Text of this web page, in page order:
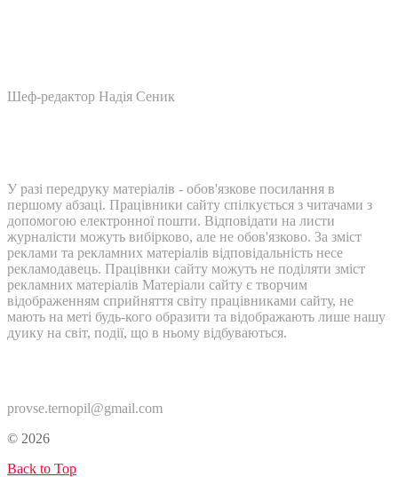
Шеф-редактор Надія Сеник
У разі передруку матеріалів - обов'язкове посилання в
першому абзаці. Працівники сайту спілкується з читачами з
допомогою електронної пошти. Відповідати на листи
журналісти можуть вибірково, але не обов'язково. За зміст
реклами та рекламних матеріалів відповідальність несе
рекламодавець. Працівнки сайту можуть не поділяти зміст
рекламних матеріалів Матеріали сайту є творчим
відображенням сприйняття світу працівниками сайту, не
мають на меті будь-кого образити та відображають лише нашу
дуику на світ, події, що в ньому відбуваються.
provse.ternopil@gmail.com
© 2026
Back to Top